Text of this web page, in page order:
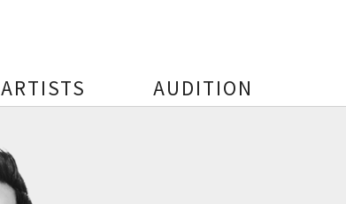
ARTISTS AUDITION